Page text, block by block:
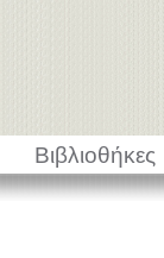
Βιβλιοθήκες